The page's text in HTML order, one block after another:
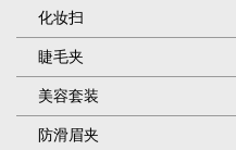
化妆扫
睫毛夹
美容套装
防滑眉夹